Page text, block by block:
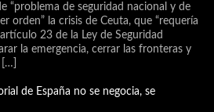
“problema de seguridad nacional y de
orden” la crisis de Ceuta, que “requería
23 de la Ley de Seguridad
la emergencia, cerrar las fronteras y
de España no se negocia, se